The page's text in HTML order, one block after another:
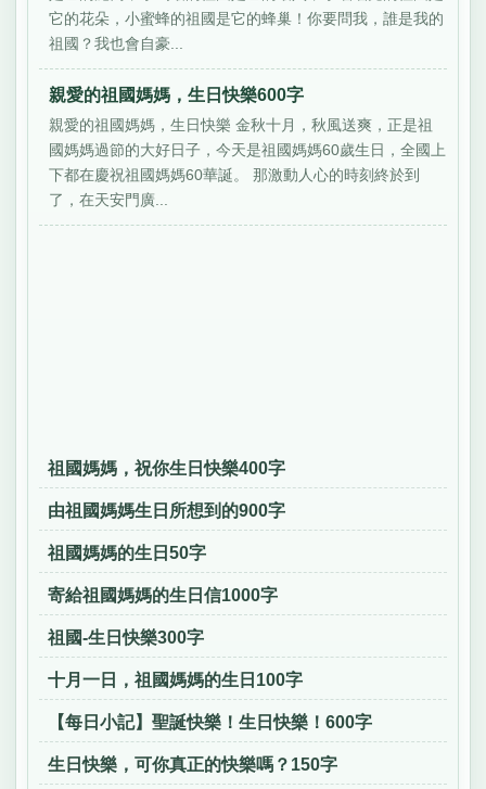
它的花朵，小蜜蜂的祖國是它的蜂巢！你要問我，誰是我的
祖國？我也會自豪...
親愛的祖國媽媽，生日快樂600字
親愛的祖國媽媽，生日快樂 金秋十月，秋風送爽，正是祖
國媽媽過節的大好日子，今天是祖國媽媽60歲生日，全國上
下都在慶祝祖國媽媽60華誕。 那激動人心的時刻終於到
了，在天安門廣...
祖國媽媽，祝你生日快樂400字
由祖國媽媽生日所想到的900字
祖國媽媽的生日50字
寄給祖國媽媽的生日信1000字
祖國-生日快樂300字
十月一日，祖國媽媽的生日100字
【每日小記】聖誕快樂！生日快樂！600字
生日快樂，可你真正的快樂嗎？150字